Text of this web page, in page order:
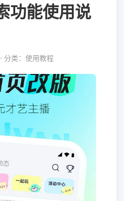
功能使用说
分类：使用教程